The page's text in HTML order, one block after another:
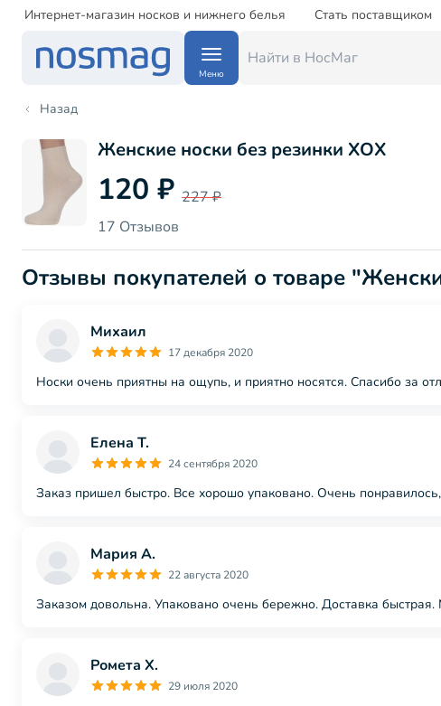
Интернет-магазин носков и нижнего белья Стать поставщиком
Меню
Назад
Женские носки без резинки ХОХ
120 ₽ 227 ₽
17 Отзывов
Отзывы покупателей о товаре
Михаил
17 декабря 2020
Носки очень приятны на ощупь, и приятно носятся. Спасибо за
Елена Т.
24 сентября 2020
Заказ пришел быстро. Все хорошо упаковано. Очень
Мария А.
22 августа 2020
Заказом довольна. Упаковано очень бережно. Доставка
Ромета Х.
29 июля 2020